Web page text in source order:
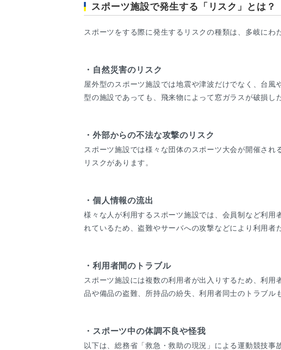
スポーツ施設で発生する「リスク」とは？
スポーツをする際に発生するリスクの種類は、多岐にわ
・自然災害のリスク
屋外型のスポーツ施設では地震や津波だけでなく、台
型の施設であっても、飛来物によって窓ガラスが破損し
・外部からの不法な攻撃のリスク
スポーツ施設では様々な団体のスポーツ大会が開催さ
リスクがあります。
・個人情報の流出
様々な人が利用するスポーツ施設では、会員制など利
れているため、盗難やサーバへの攻撃などにより利用者
・利用者間のトラブル
スポーツ施設には複数の利用者が出入りするため、利
品や備品の盗難、所持品の紛失、利用者同士のトラブル
・スポーツ中の体調不良や怪我
以下は、総務省「救急・救助の現況」による運動競技